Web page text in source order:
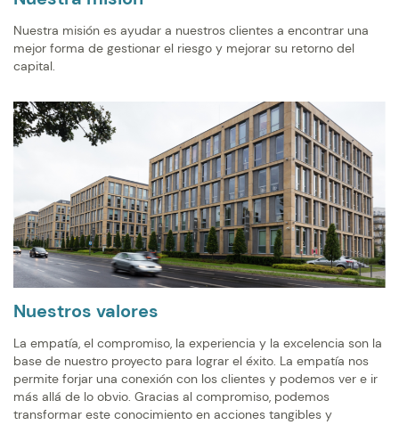
Nuestra misión es ayudar a nuestros clientes a encontrar una
mejor forma de gestionar el riesgo y mejorar su retorno del
capital.
Nuestros valores
La empatía, el compromiso, la experiencia y la excelencia son la
base de nuestro proyecto para lograr el éxito. La empatía nos
permite forjar una conexión con los clientes y podemos ver e ir
más allá de lo obvio. Gracias al compromiso, podemos
transformar este conocimiento en acciones tangibles y